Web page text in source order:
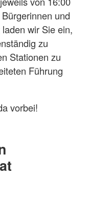
und
wir Sie ein,
zu
Stationen zu
Führung
vorbei!